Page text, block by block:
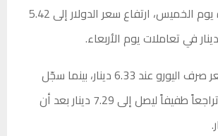
المركزي، الصادرة يوم الخميس، ارتفاع سعر الدولار إلى 5.42
في حين استقر سعر صرف اليورو عند 6.33 دينار، بينما سجّل
الجنيه الإسترليني تراجعاً طفيفاً ليصل إلى 7.29 دينار بعد أن